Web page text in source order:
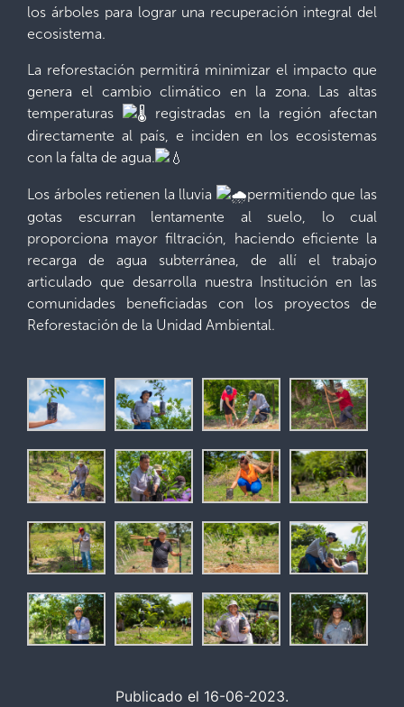
los árboles para lograr una recuperación integral del
ecosistema.
La reforestación permitirá minimizar el impacto que
genera el cambio climático en la zona. Las altas
temperaturas
registradas en la región afectan
directamente al país, e inciden en los ecosistemas
con la falta de agua.
Los árboles retienen la lluvia
permitiendo que las
gotas escurran lentamente al suelo, lo cual
proporciona mayor filtración, haciendo eficiente la
recarga de agua subterránea, de allí el trabajo
articulado que desarrolla nuestra Institución en las
comunidades beneficiadas con los proyectos de
Reforestación de la Unidad Ambiental.
Publicado el 16-06-2023.